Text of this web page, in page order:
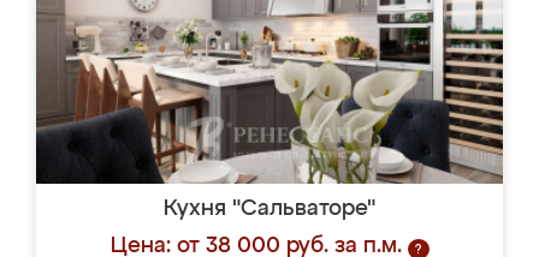
Кухня "Сальваторе"
Цена: от 38 000 руб. за п.м.
?